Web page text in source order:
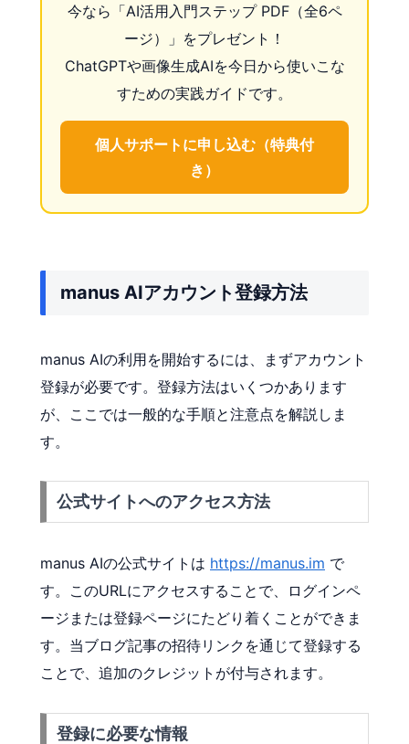
今なら「AI活用入門ステップ PDF（全6ペ
ージ）」をプレゼント！
ChatGPTや画像生成AIを今日から使いこな
すための実践ガイドです。
個人サポートに申し込む（特典付
き）
manus AIアカウント登録方法
manus AIの利用を開始するには、まずアカウント
登録が必要です。登録方法はいくつかあります
が、ここでは一般的な手順と注意点を解説しま
す。
公式サイトへのアクセス方法
manus AIの公式サイトは https://manus.im で
す。このURLにアクセスすることで、ログインペ
ージまたは登録ページにたどり着くことができま
す。当ブログ記事の招待リンクを通じて登録する
ことで、追加のクレジットが付与されます。
登録に必要な情報